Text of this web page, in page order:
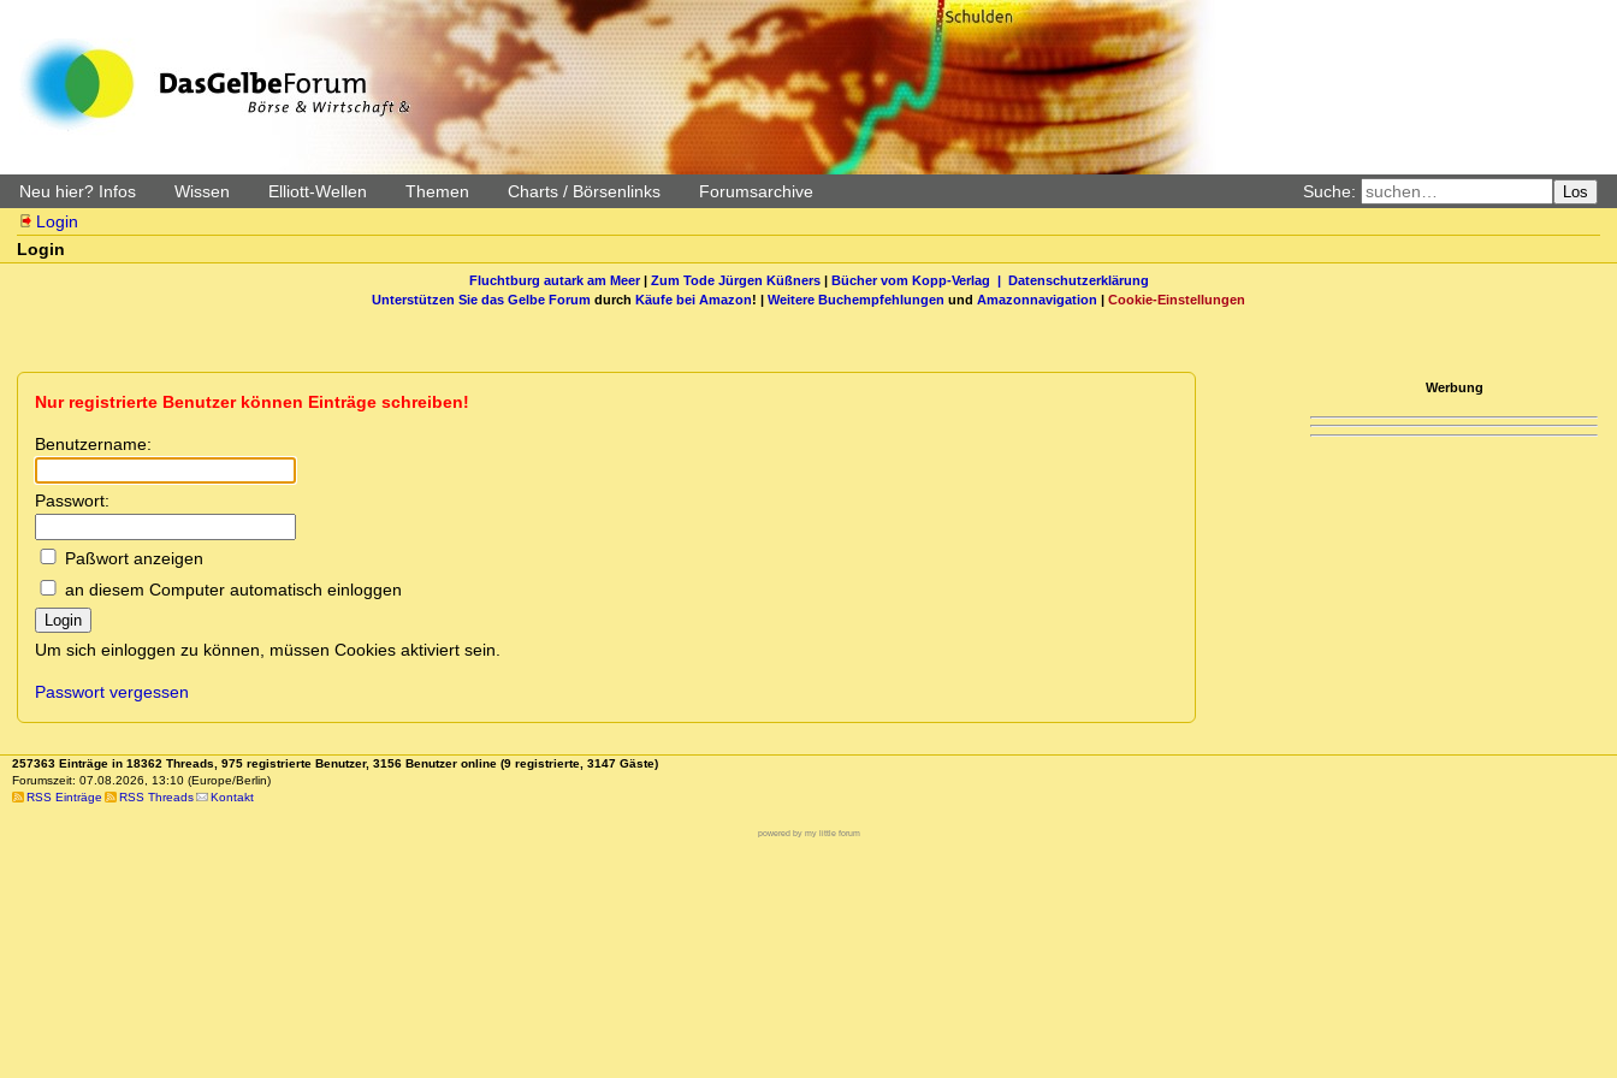
Neu hier? Infos Wissen Elliott-Wellen Themen Charts / Börsenlinks Forumsarchive Suche: Los
Login
Login
Fluchtburg autark am Meer| Zum Tode Jürgen Küßners| Bücher vom Kopp-Verlag | Datenschutzerklärung
Unterstützen Sie das Gelbe Forum durch Käufe bei Amazon! | Weitere Buchempfehlungen und Amazonnavigation | Cookie-Einstellungen
Nur registrierte Benutzer können Einträge schreiben!
Benutzername:
Passwort:
Paßwort anzeigen
an diesem Computer automatisch einloggen
Login
Um sich einloggen zu können, müssen Cookies aktiviert sein.
Passwort vergessen
Werbung
257363 Einträge in 18362 Threads, 975 registrierte Benutzer, 3156 Benutzer online (9 registrierte, 3147 Gäste)
Forumszeit: 07.08.2026, 13:10 (Europe/Berlin)
RSS Einträge
RSS Threads Kontakt
powered by my little forum